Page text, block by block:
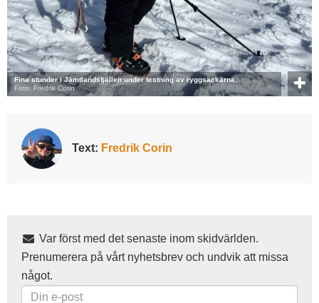
Fina stunder i Jämtlandsfjällen under testning av ryggsäckarna.
Foto: Fredrik Corin
Text: Fredrik Corin
Var först med det senaste inom skidvärlden.
Prenumerera på vårt nyhetsbrev och undvik att missa
något.